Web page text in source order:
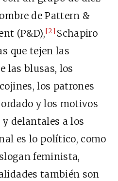
de Pattern &
(P&D),[2] Schapiro
que tejen las
las blusas, los
los patrones
y los motivos
delantales a los
es lo político, como
feminista,
también son